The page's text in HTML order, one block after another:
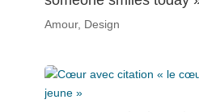
Amour, Design